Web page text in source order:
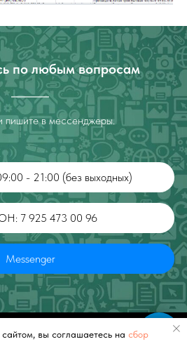
в WhatsApp или Telegram
по любым вопросам
пишите в мессенджеры.
- 21:00 (без выходных)
7 925 473 00 96
Messenger
вы соглашаетесь на сбор
Tilda